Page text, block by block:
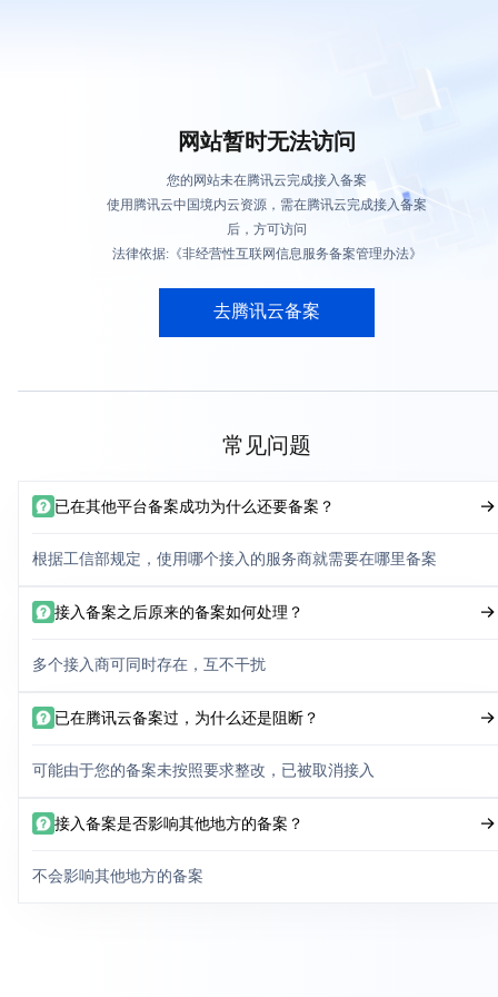
网站暂时无法访问
您的网站未在腾讯云完成接入备案
使用腾讯云中国境内云资源，需在腾讯云完成接入备案
后，方可访问
法律依据:《非经营性互联网信息服务备案管理办法》
去腾讯云备案
常见问题
已在其他平台备案成功为什么还要备案？
根据工信部规定，使用哪个接入的服务商就需要在哪里备案
接入备案之后原来的备案如何处理？
多个接入商可同时存在，互不干扰
已在腾讯云备案过，为什么还是阻断？
可能由于您的备案未按照要求整改，已被取消接入
接入备案是否影响其他地方的备案？
不会影响其他地方的备案